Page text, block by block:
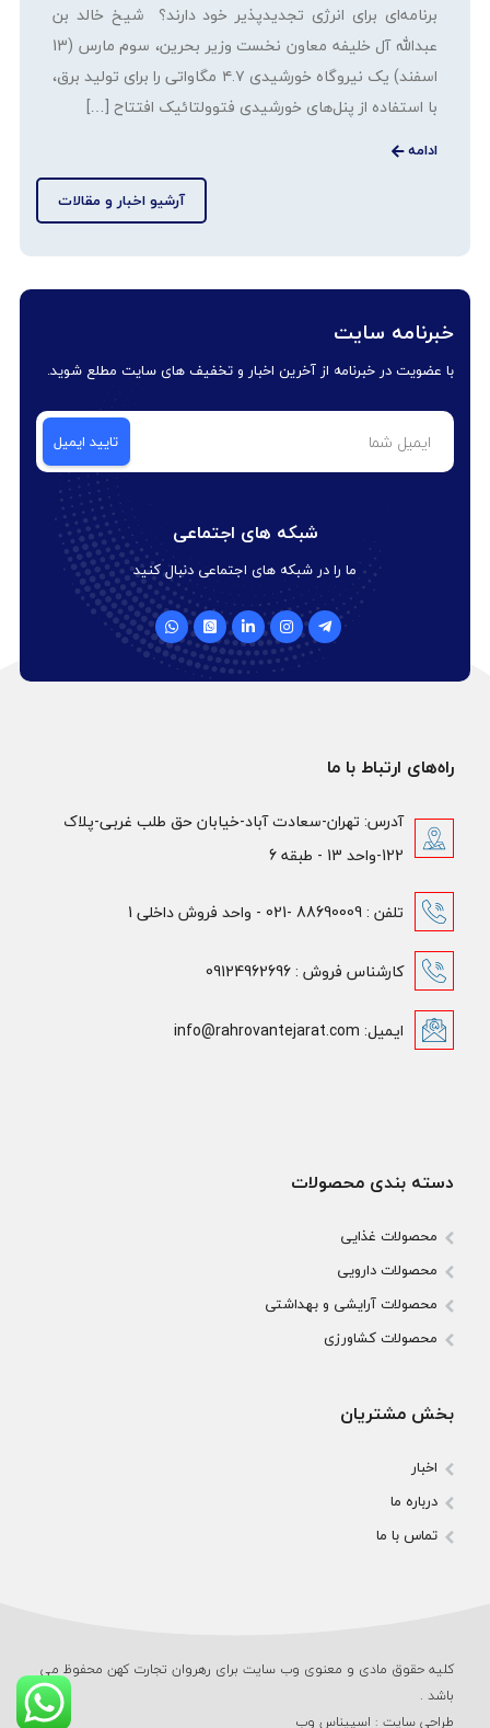
برنامه‌ای برای انرژی تجدیدپذیر خود دارند؟ شیخ خالد بن
عبدالله آل خلیفه معاون نخست وزیر بحرین، سوم مارس (13
اسفند) یک نیروگاه خورشیدی ۴.۷ مگاواتی را برای تولید برق،
با استفاده از پنل‌های خورشیدی فتوولتائیک افتتاح […]
ادامه
آرشیو اخبار و مقالات
خبرنامه سایت
با عضویت در خبرنامه از آخرین اخبار و تخفیف های سایت مطلع شوید.
شبکه های اجتماعی
ما را در شبکه های اجتماعی دنبال کنید
راه‌های ارتباط با ما
آدرس: تهران-سعادت آباد-خیابان حق طلب غربی-پلاک
122-واحد 13 - طبقه 6
تلفن : 88690009 -021 - واحد فروش داخلی 1
کارشناس فروش : 09124962696
ایمیل: info@rahrovantejarat.com
دسته بندی محصولات
محصولات غذایی
محصولات دارویی
محصولات آرایشی و بهداشتی
محصولات کشاورزی
بخش مشتریان
اخبار
درباره ما
تماس با ما
کلیه حقوق مادی و معنوی وب‌ سایت برای رهروان تجارت کهن محفوظ می‌
باشد .
طراحی سایت: اسپیناس وب